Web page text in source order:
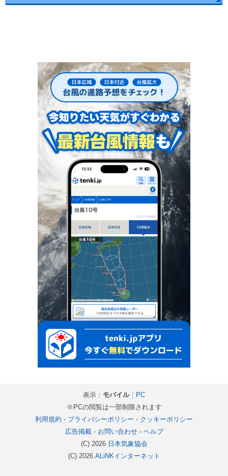
表示： モバイル｜ PC
※PCの閲覧は一部制限されます
利用規約 - プライバシーポリシー - クッキーポリシー
広告掲載- お問い合わせ- ヘルプ
(C) 2026 日本気象協会
(C) 2026 ALiNKインターネット